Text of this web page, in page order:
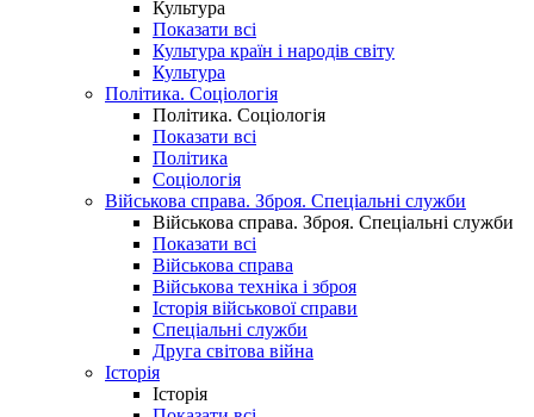
Культура
Показати всі
Культура країн і народів світу
Культура
Політика. Соціологія
Політика. Соціологія
Показати всі
Політика
Соціологія
Військова справа. Зброя. Спеціальні служби
Військова справа. Зброя. Спеціальні служби
Показати всі
Військова справа
Військова техніка і зброя
Історія військової справи
Спеціальні служби
Друга світова війна
Історія
Історія